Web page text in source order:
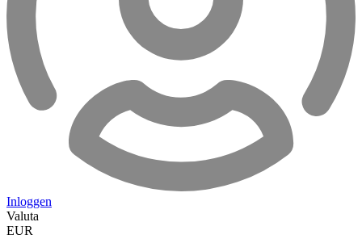
Inloggen
Valuta
EUR